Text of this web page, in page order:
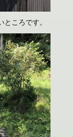
ころです。